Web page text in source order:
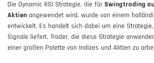
Die Dynamic RSI Strategie, die für Swingtrading
Aktien angewendet wird, wurde von einem
entwickelt. Es handelt sich dabei um eine
Signale liefert. Trader, die diese Strategie
einer großen Palette von Indizes und Aktien zu